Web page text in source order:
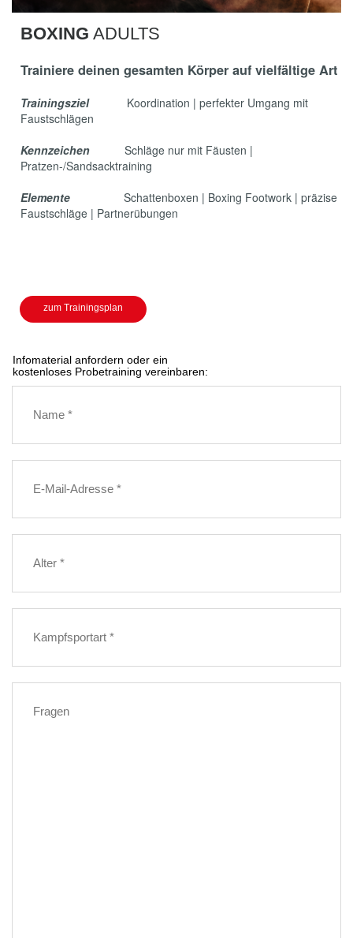
BOXING ADULTS
Trainiere deinen gesamten Körper auf vielfältige Art
TrainingszielKoordination | perfekter Umgang mit
Faustschlägen
Kennzeichen Schläge nur mit Fäusten |
Pratzen-/Sandsacktraining
Elemente Schattenboxen | Boxing Footwork | präzise
Faustschläge | Partnerübungen
zum Trainingsplan
Infomaterial anfordern oder ein
kostenloses Probetraining vereinbaren: